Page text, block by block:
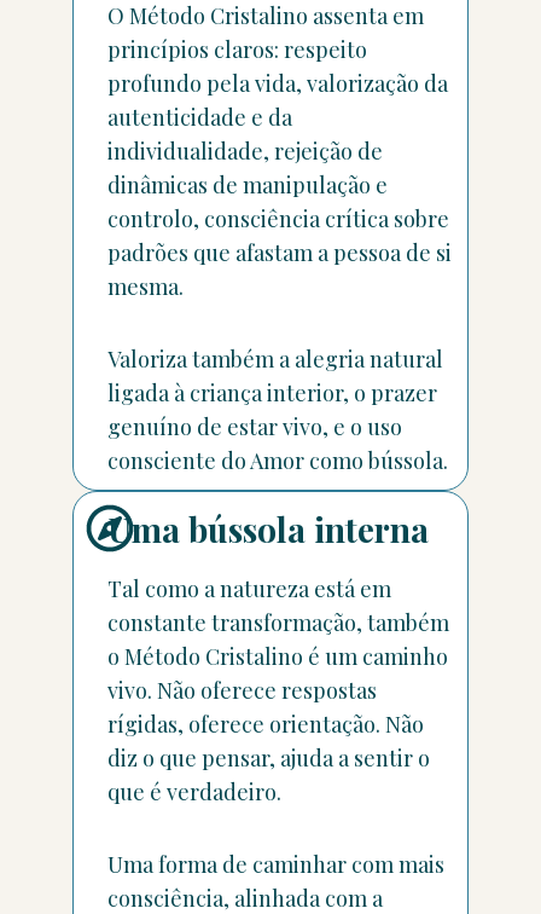
O Método Cristalino assenta em
princípios claros: respeito
profundo pela vida, valorização da
autenticidade e da
individualidade, rejeição de
dinâmicas de manipulação e
controlo, consciência crítica sobre
padrões que afastam a pessoa de si
mesma.
Valoriza também a alegria natural
ligada à criança interior, o prazer
genuíno de estar vivo, e o uso
consciente do Amor como bússola.
Uma bússola interna
Tal como a natureza está em
constante transformação, também
o Método Cristalino é um caminho
vivo. Não oferece respostas
rígidas, oferece orientação. Não
diz o que pensar, ajuda a sentir o
que é verdadeiro.
Uma forma de caminhar com mais
consciência, alinhada com a